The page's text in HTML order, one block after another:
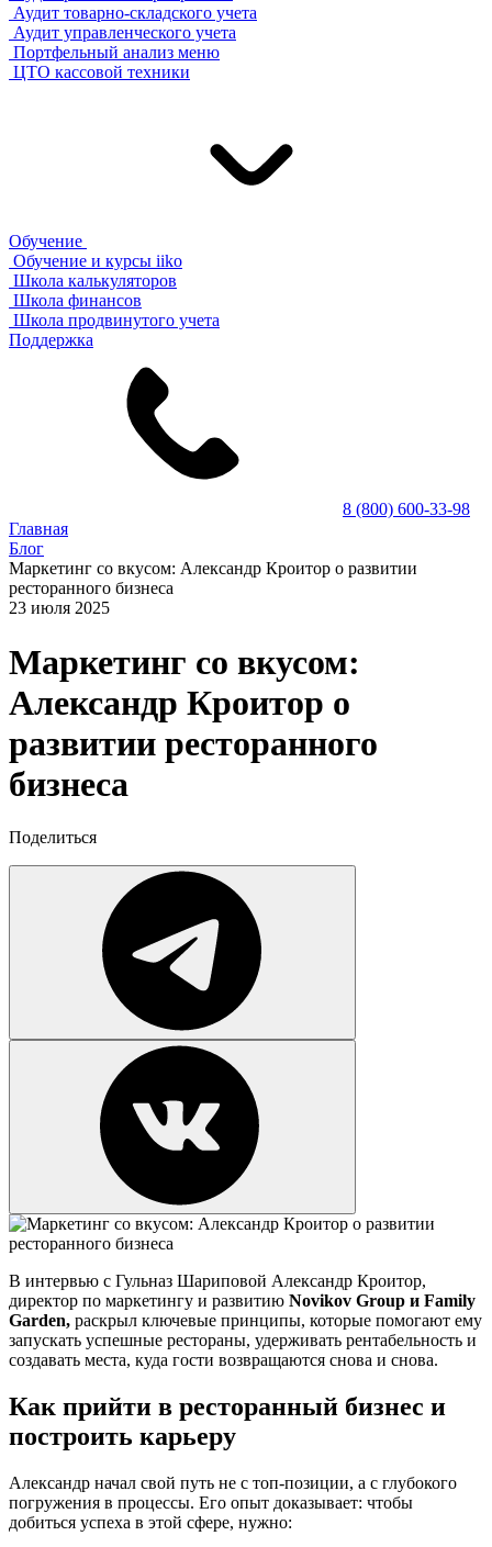
Аудит товарно-складского учета
Аудит управленческого учета
Портфельный анализ меню
ЦТО кассовой техники
Обучение
Обучение и курсы iiko
Школа калькуляторов
Школа финансов
Школа продвинутого учета
Поддержка
8 (800) 600-33-98
Главная
Блог
Маркетинг со вкусом: Александр Кроитор о развитии
ресторанного бизнеса
23 июля 2025
Маркетинг со вкусом:
Александр Кроитор о
развитии ресторанного
бизнеса
Поделиться
В интервью с Гульназ Шариповой Александр Кроитор,
директор по маркетингу и развитию Novikov Group и Family
Garden, раскрыл ключевые принципы, которые помогают ему
запускать успешные рестораны, удерживать рентабельность и
создавать места, куда гости возвращаются снова и снова.
Как прийти в ресторанный бизнес и
построить карьеру
Александр начал свой путь не с топ-позиции, а с глубокого
погружения в процессы. Его опыт доказывает: чтобы
добиться успеха в этой сфере, нужно: